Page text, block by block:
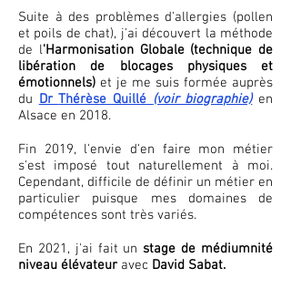
Suite à des problèmes d'allergies (pollen
et poils de chat), j'ai découvert la méthode
de l'Harmonisation Globale (technique de
libération de blocages physiques et
émotionnels) et je me suis formée auprès
du DrThérèse Quillé (voir biographie)en
Alsace en 2018.
Fin 2019, l'envie d'en faire mon métier
s'est imposé tout naturellement à moi.
Cependant, difficile de définir un métier en
particulier puisque mes domaines de
compétences sont très variés.
En 2021, j'ai fait unstage de médiumnité
niveau élévateur avec David Sabat.